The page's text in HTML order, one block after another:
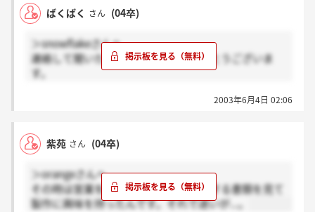
ばくばく さん (04卒)
＞snowflakeさんへ
連絡して聞いたら本社でした。ありがとうございま
す。
2003年6月4日 02:06
紫苑 さん (04卒)
＞orangeさんへ
その時は営業を選んだのですが、提出する書類を見て
製作に興味を持ったんです。それで迷いが...。